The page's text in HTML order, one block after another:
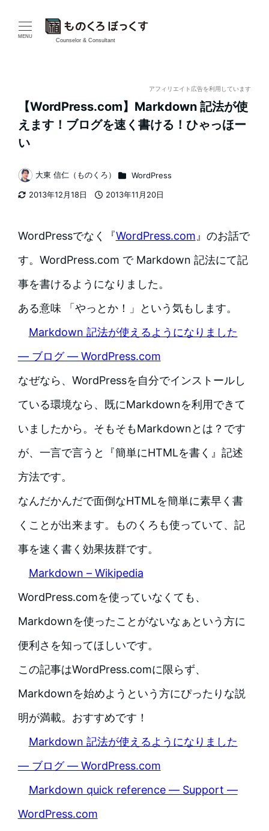
MENU
Counselor & Consultant
アフィリエイト広告を利用しています
【WordPress.com】Markdown 記法が使
えます！ブログを速く書ける！ひゃっほー
い
2013年12月18日
2013年11月20日
著
者
大東 信仁（ものくろ） カテゴリー
WordPress
WordPressでなく『WordPress.com』のお話で
す。WordPress.com で Markdown 記法にて記
事を書けるようになりました。
ある意味 「やっとか！」という気もします。
Markdown 記法が使えるようになりました
— ブログ — WordPress.com
なぜなら、WordPressを自分でインストールし
ている環境なら、既にMarkdownを利用できて
いましたから。 そもそもMarkdownとは？です
が、一言で言うと『簡単にHTMLを書く』記述
方法です。
なんだかんだで面倒なHTMLを簡単に素早く書
くことが出来ます。ものくろも使っていて、記
事を速く書く効果抜群です。
Markdown – Wikipedia
WordPress.comを使っていなくても、
Markdownを使ったことがないなぁという方に
便利さを知ってほしいです。
この記事はWordPress.comに限らず、
Markdownを始めようという方にぴったりな説
明が満載。おすすめです！
Markdown 記法が使えるようになりました
— ブログ — WordPress.com
Markdown quick reference — Support —
WordPress.com